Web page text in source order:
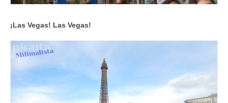
¡Las Vegas! Las Vegas!